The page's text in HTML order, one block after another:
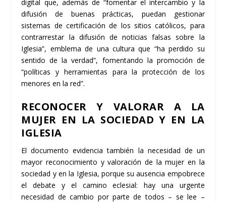
digital que, además de “fomentar el intercambio y la
difusión de buenas prácticas, puedan gestionar
sistemas de certificación de los sitios católicos, para
contrarrestar la difusión de noticias falsas sobre la
Iglesia”, emblema de una cultura que “ha perdido su
sentido de la verdad”, fomentando la promoción de
“políticas y herramientas para la protección de los
menores en la red”.
RECONOCER Y VALORAR A LA
MUJER EN LA SOCIEDAD Y EN LA
IGLESIA
El documento evidencia también la necesidad de un
mayor reconocimiento y valoración de la mujer en la
sociedad y en la Iglesia, porque su ausencia empobrece
el debate y el camino eclesial: hay una urgente
necesidad de cambio por parte de todos – se lee –